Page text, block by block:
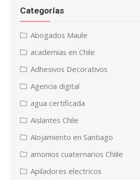
Categorías
Abogados Maule
academias en Chile
Adhesivos Decorativos
Agencia digital
agua certificada
Aislantes Chile
Alojamiento en Santiago
amonios cuaternarios Chiile
Apiladores electricos